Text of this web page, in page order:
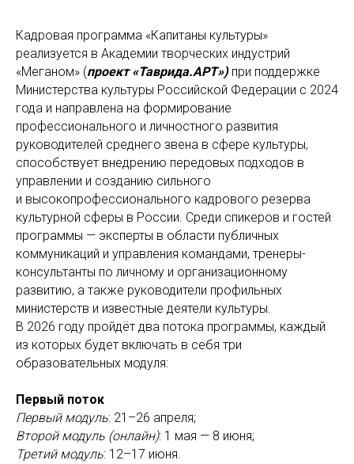
Кадровая программа «Капитаны культуры»
реализуется в Академии творческих индустрий
«Меганом» (проект «Таврида.АРТ»)при поддержке
Министерства культуры Российской Федерации с 2024
года и направлена на формирование
профессионального и личностного развития
руководителей среднего звена в сфере культуры,
способствует внедрению передовых подходов в
управлении и созданию сильного
и высокопрофессионального кадрового резерва
культурной сферы в России. Среди спикеров и гостей
программы — эксперты в области публичных
коммуникаций и управления командами, тренеры-
консультанты по личному и организационному
развитию, а также руководители профильных
министерств и известные деятели культуры.
В 2026 году пройдёт два потока программы, каждый
из которых будет включать в себя три
образовательных модуля:
Первый поток
Первый модуль: 21–26 апреля;
Второй модуль (онлайн): 1 мая — 8 июня;
Третий модуль: 12–17 июня.